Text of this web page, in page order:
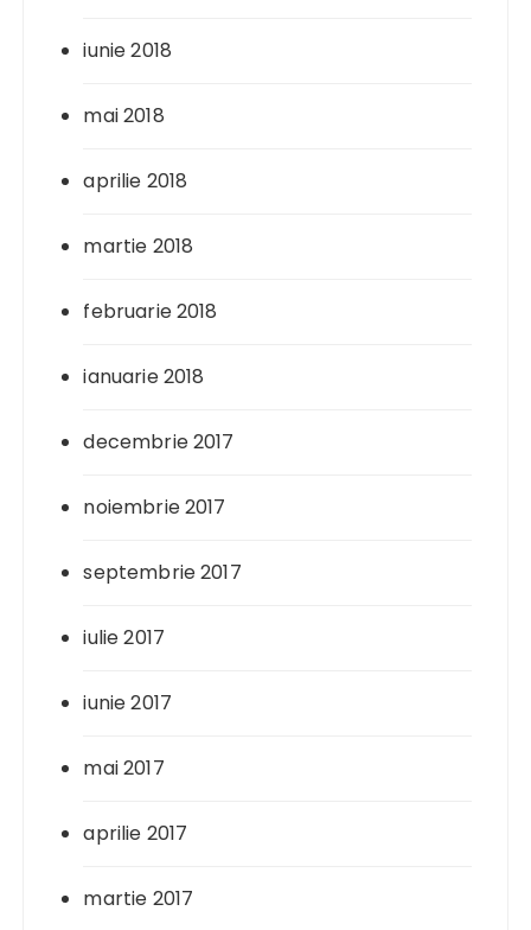
iunie 2018
mai 2018
aprilie 2018
martie 2018
februarie 2018
ianuarie 2018
decembrie 2017
noiembrie 2017
septembrie 2017
iulie 2017
iunie 2017
mai 2017
aprilie 2017
martie 2017